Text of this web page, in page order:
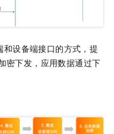
和设备端接口的方式，提
密下发，应用数据通过下